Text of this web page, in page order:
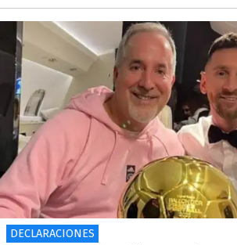
DECLARACIONES